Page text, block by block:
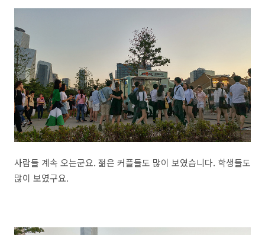
사람들 계속 오는군요. 젊은 커플들도 많이 보였습니다. 학생들도
많이 보였구요.